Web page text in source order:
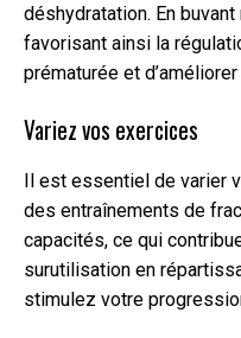
déshydratation. En
favorisant ainsi la
prématurée et
Variez vos exercices
Il est essentiel de varier
des entraînements de
capacités, ce qui
surutilisation en
stimulez votre